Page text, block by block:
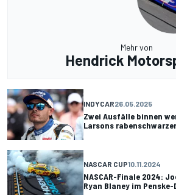
Mehr von
Hendrick
INDYCAR26.05.2025
Zwei Ausfälle binnen
Larsons
NASCAR CUP10.11.2024
NASCAR-Finale 2024:
Ryan Blaney im Penske-